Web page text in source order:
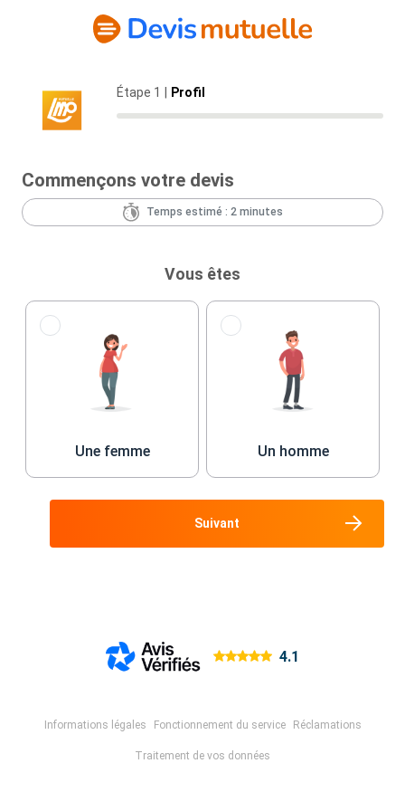
Étape 1 Profil
Commençons votre devis
Temps estimé : 2 minutes
Vous êtes
Une femme Un homme
Suivant
4.1
Informations légales Fonctionnement du service Réclamations
Traitement de vos données